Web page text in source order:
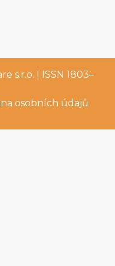
s.r.o. | ISSN 1803–
osobních údajů